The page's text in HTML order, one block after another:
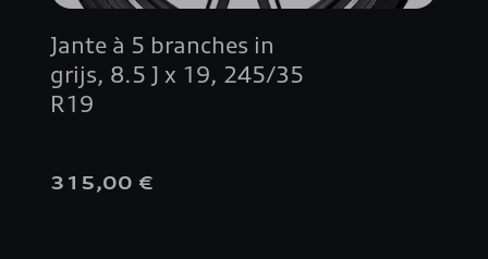
Jante à 5 branches in
grijs, 8.5 J x 19, 245/35
R19
315,00 €